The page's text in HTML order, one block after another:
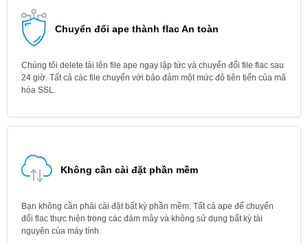
Chuyển đổi ape thành flac An toàn
Chúng tôi delete tải lên file ape ngay lập tức và chuyển đổi file flac sau
24 giờ. Tất cả các file chuyển với bảo đảm một mức độ tiên tiến của mã
hóa SSL.
Không cần cài đặt phần mềm
Bạn không cần phải cài đặt bất kỳ phần mềm. Tất cả ape để chuyển
đổi flac thực hiện trong các đám mây và không sử dụng bất kỳ tài
nguyên của máy tính.